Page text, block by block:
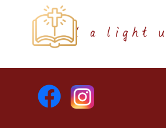
and a light